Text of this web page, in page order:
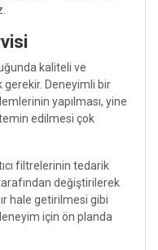
kaliteli ve
Deneyimli bir
yapılması, yine
edilmesi çok
filtrelerinin tedarik
değiştirilerek
hale getirilmesi gibi
için ön planda